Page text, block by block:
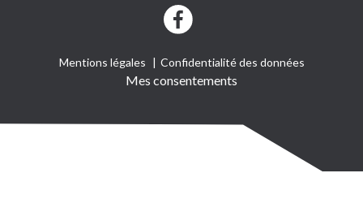
Mentions légales Confidentialité des données
Mes consentements